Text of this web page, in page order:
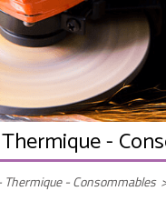
-
- Consommables